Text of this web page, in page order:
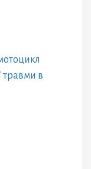
травми в